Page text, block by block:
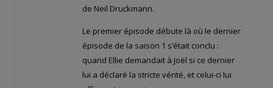
de Neil Druckmann.
Le premier épisode débute là où le dernier
épisode de la saison 1 s’était conclu :
quand Ellie demandait à Joël si ce dernier
lui a déclaré la stricte vérité, et celui-ci lui